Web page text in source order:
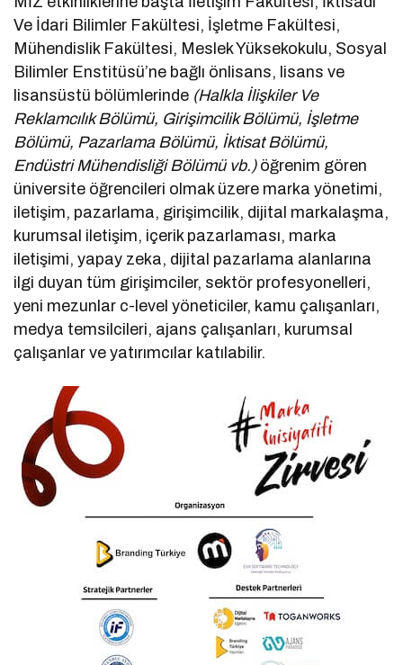
Ve İdari Bilimler Fakültesi, İşletme Fakültesi,
Mühendislik Fakültesi, Meslek Yüksekokulu, Sosyal
Bilimler Enstitüsü’ne bağlı önlisans, lisans ve
lisansüstü bölümlerinde (Halkla İlişkiler Ve
Reklamcılık Bölümü, Girişimcilik Bölümü, İşletme
Bölümü, Pazarlama Bölümü, İktisat Bölümü,
Endüstri Mühendisliği Bölümü vb.)öğrenim gören
üniversite öğrencileri olmak üzere marka yönetimi,
iletişim, pazarlama, girişimcilik, dijital markalaşma,
kurumsal iletişim, içerik pazarlaması, marka
iletişimi, yapay zeka, dijital pazarlama alanlarına
ilgi duyan tüm girişimciler, sektör profesyonelleri,
yeni mezunlar c-level yöneticiler, kamu çalışanları,
medya temsilcileri, ajans çalışanları, kurumsal
çalışanlar ve yatırımcılar katılabilir.